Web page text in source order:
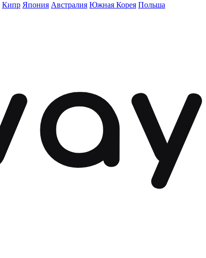
Кипр Япония Австралия Южная Корея Польша